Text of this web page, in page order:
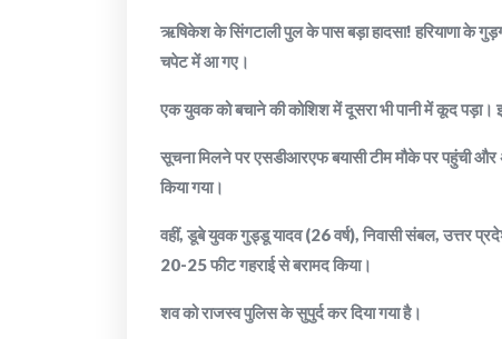
ऋषिकेश के सिंगटाली पुल के पास बड़ा हादसा! हरियाणा के
चपेट में आ गए।
एक युवक को बचाने की कोशिश में दूसरा भी पानी में कूद
सूचना मिलने पर एसडीआरएफ बयासी टीम मौके पर पहुंची
किया गया।
वहीं, डूबे युवक गुड्डू यादव (26 वर्ष), निवासी संबल, उत्तर
20-25 फीट गहराई से बरामद किया।
शव को राजस्व पुलिस के सुपुर्द कर दिया गया है।